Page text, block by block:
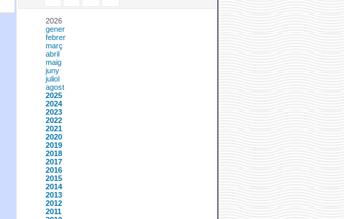
2026
gener
febrer
març
abril
maig
juny
juliol
agost
2025
2024
2023
2022
2021
2020
2019
2018
2017
2016
2015
2014
2013
2012
2011